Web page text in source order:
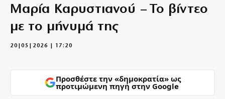
Μαρία Καρυστιανού – Το βίντεο
με το μήνυμά της
20|05|2026 | 17:20
Προσθέστε την «δημοκρατία» ως
προτιμώμενη πηγή στην Google